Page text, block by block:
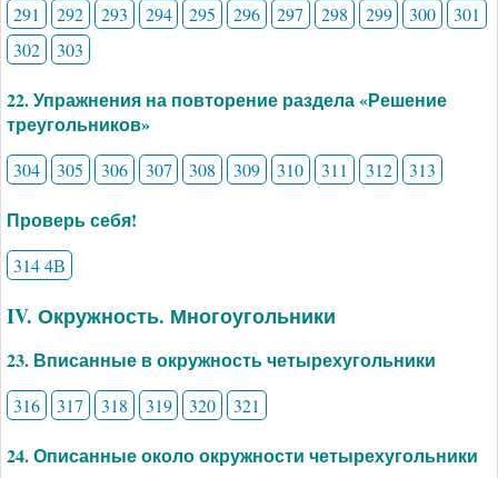
291
292 293 294 295 296 297 298 299 300
301
302
303
22. Упражнения на повторение раздела «Решение
треугольников»
304 305 306 307 308 309 310 311 312 313
Проверь себя!
314 4В
IV. Окружность. Многоугольники
23. Вписанные в окружность четырехугольники
316 317 318 319 320 321
24. Описанные около окружности четырехугольники